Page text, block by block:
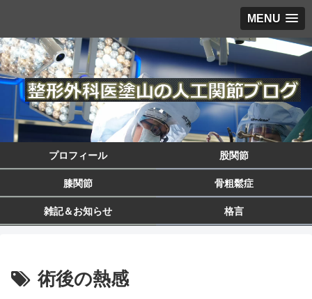
MENU
プロフィール 股関節
膝関節 骨粗鬆症
雑記＆お知らせ 格言
術後の熱感